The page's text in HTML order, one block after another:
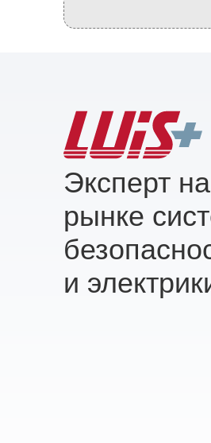
Эксперт на
рынке
и